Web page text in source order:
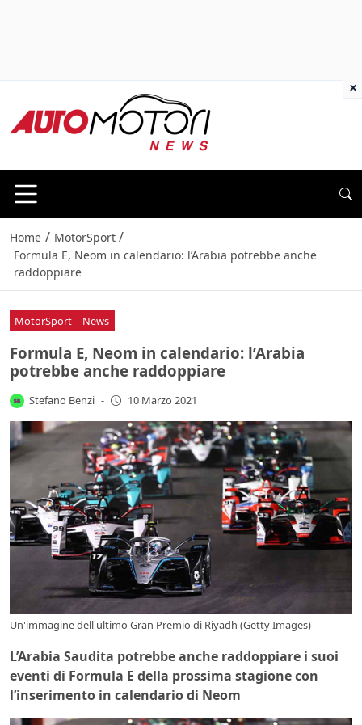
Home / MotorSport /
Formula E, Neom in calendario: l’Arabia potrebbe anche
raddoppiare
MotorSport News
Formula E, Neom in calendario: l’Arabia
potrebbe anche raddoppiare
Stefano Benzi - 10 Marzo 2021
Un'immagine dell'ultimo Gran Premio di Riyadh (Getty Images)
L’Arabia Saudita potrebbe anche raddoppiare i suoi
eventi di Formula E della prossima stagione con
l’inserimento in calendario di Neom
×